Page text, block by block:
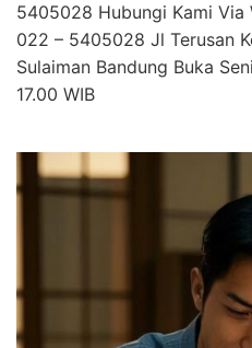
5405028 Hubungi Kami
022 – 5405028 Jl Terusan
Sulaiman Bandung Buka
17.00 WIB